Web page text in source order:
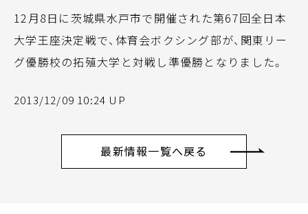
12月8日に茨城県水戸市で開催された第67回全日本
大学王座決定戦で、体育会ボクシング部が、関東リー
グ優勝校の拓殖大学と対戦し準優勝となりました。
2013/12/09 10:24 UP
最新情報一覧へ戻る